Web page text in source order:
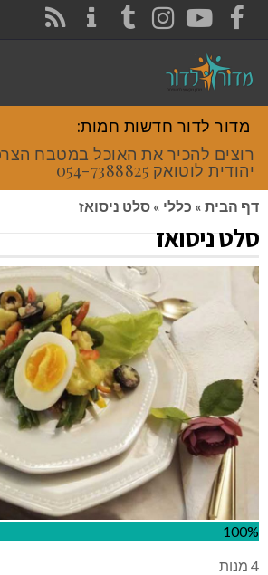
FACEBOOK
YOUTUBE
INSTAGRAM
TUMBLR
מדור לדור חדשות חמות:
רוצים להכיר את האוכל במטבח
יהודית לוטואק 054-7388825.
דף הבית » כללי » סלט ניסואז
סלט ניסואז
100%
4 מנות